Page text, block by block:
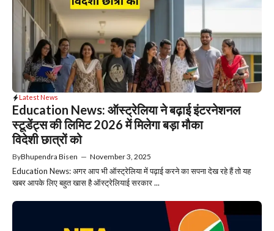
Latest News
Education News: ऑस्ट्रेलिया ने बढ़ाई इंटरनेशनल
स्टूडेंट्स की लिमिट 2026 में मिलेगा बड़ा मौका
विदेशी छात्रों को
ByBhupendra Bisen — November 3, 2025
Education News: अगर आप भी ऑस्ट्रेलिया में पढ़ाई करने का सपना देख रहे हैं तो यह
खबर आपके लिए बहुत खास है ऑस्ट्रेलियाई सरकार ...